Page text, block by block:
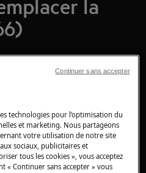
la
fiche secteur de la
vous déplacez des
lourds, il faut deux
technologies pour l’optimisation du
et marketing. Nous partageons
votre utilisation de notre site
sociaux, publicitaires et
tous les cookies », vous acceptez
« Continuer sans accepter » vous
Continuer sans accepter